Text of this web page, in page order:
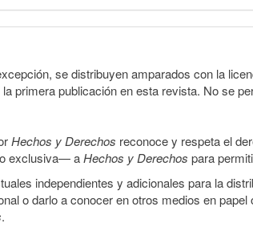
se distribuyen amparados con la
primera publicación en esta revista. No se
Hechos y Derechos reconoce y respeta el
exclusiva— aHechos y Derechos para
independientes y adicionales para la
o darlo a conocer en otros medios en
.